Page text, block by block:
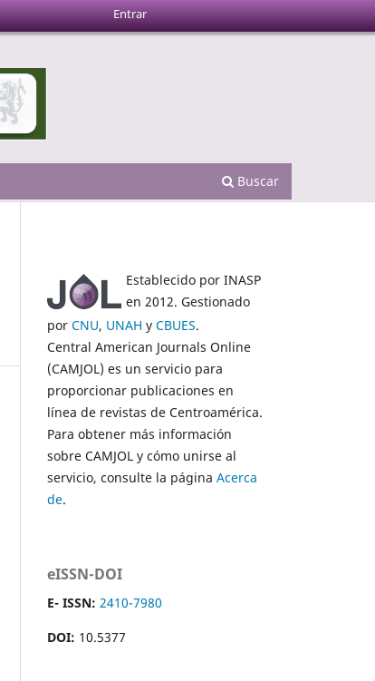
Buscar
Entrar
Establecido por INASP
en 2012. Gestionado
por CNU, UNAH y CBUES.
Central American Journals Online
(CAMJOL) es un servicio para
proporcionar publicaciones en
línea de revistas de Centroamérica.
Para obtener más información
sobre CAMJOL y cómo unirse al
servicio, consulte la página Acerca
de.
eISSN-DOI
E- ISSN: 2410-7980
DOI: 10.5377